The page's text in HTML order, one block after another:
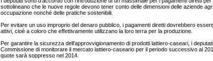
sottolineano che le nuove regole devono tener conto delle dimensioni delle aziende
occupazione nonché delle pratiche sostenibili.
Per evitare un uso improprio del denaro pubblico, i pagamenti diretti dovrebbero
attivi, cioè a coloro che effettivamente utilizzano la loro terra per la produzione.
Per garantire la sicurezza dell'approvvigionamento di prodotti lattiero-caseari, i
Commissione di monitorare il mercato lattiero-caseario per il periodo successivo al
quote sarà soppresso nel 2014.